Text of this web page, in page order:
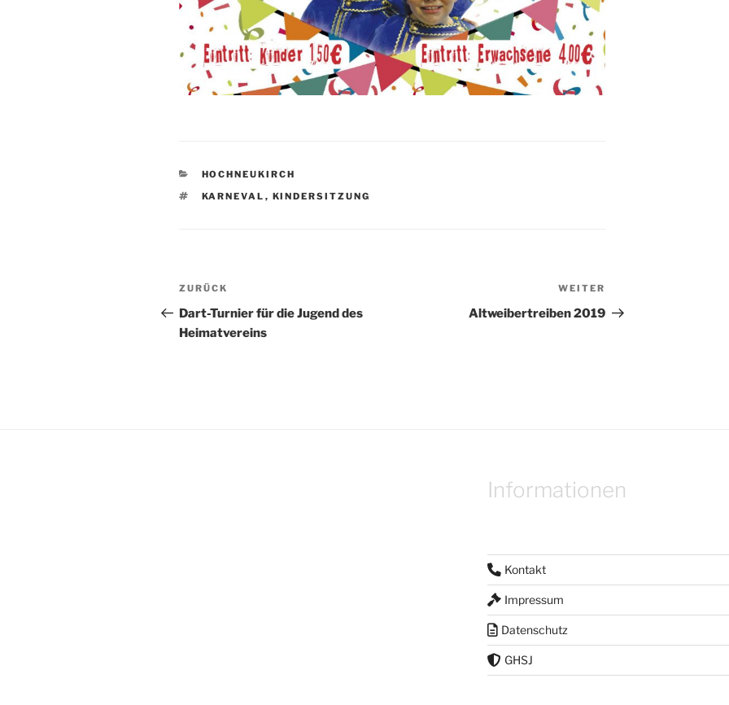
KATEGORIEN
HOCHNEUKIRCH
SCHLAGWÖRTER
KARNEVAL , KINDERSITZUNG
Beitragsnavigation
Vorheriger
Beitrag
ZURÜCK
Dart-Turnier für die Jugend des
Heimatvereins
Beitrag
WEITER
Altweibertreiben 2019
Informationen
Kontakt
Impressum
Datenschutz
GHSJ